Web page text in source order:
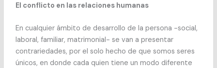
El conflicto en las relaciones humanas
En cualquier ámbito de desarrollo de la persona -social,
laboral, familiar, matrimonial- se van a presentar
contrariedades, por el solo hecho de que somos seres
únicos, en donde cada quien tiene un modo diferente